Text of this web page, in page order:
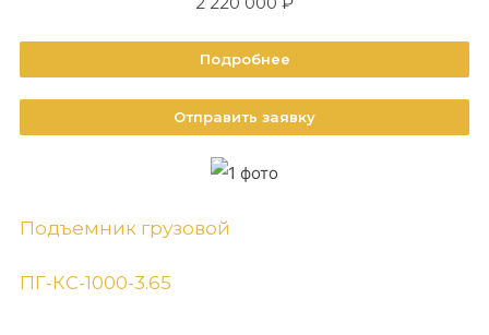
Подробнее
Отправить заявку
Подъемник грузовой
ПГ-КС-1000-3.65